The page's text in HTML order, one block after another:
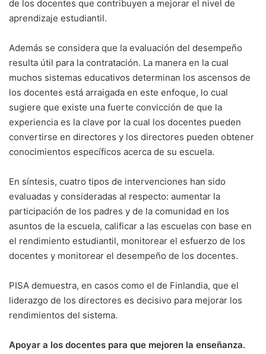
de los docentes que contribuyen a mejorar el nivel de
aprendizaje estudiantil.
Además se considera que la evaluación del desempeño
resulta útil para la contratación. La manera en la cual
muchos sistemas educativos determinan los ascensos de
los docentes está arraigada en este enfoque, lo cual
sugiere que existe una fuerte convicción de que la
experiencia es la clave por la cual los docentes pueden
convertirse en directores y los directores pueden obtener
conocimientos específicos acerca de su escuela.
En síntesis, cuatro tipos de intervenciones han sido
evaluadas y consideradas al respecto: aumentar la
participación de los padres y de la comunidad en los
asuntos de la escuela, calificar a las escuelas con base en
el rendimiento estudiantil, monitorear el esfuerzo de los
docentes y monitorear el desempeño de los docentes.
PISA demuestra, en casos como el de Finlandia, que el
liderazgo de los directores es decisivo para mejorar los
rendimientos del sistema.
Apoyar a los docentes para que mejoren la enseñanza.